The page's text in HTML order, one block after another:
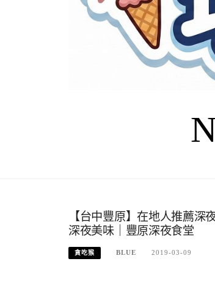
【台中豐原】在地人推薦
深夜美味｜豐原深夜食堂
貪吃猴 BLUE 2019-03-09